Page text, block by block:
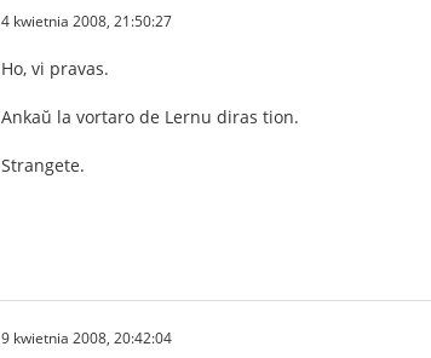
4 kwietnia 2008, 21:50:27
Ho, vi pravas.
Ankaŭ la vortaro de Lernu diras tion.
Strangete.
9 kwietnia 2008, 20:42:04